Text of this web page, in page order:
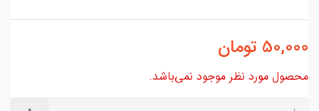
50,000 تومان
محصول مورد نظر موجود نمی‌باشد.